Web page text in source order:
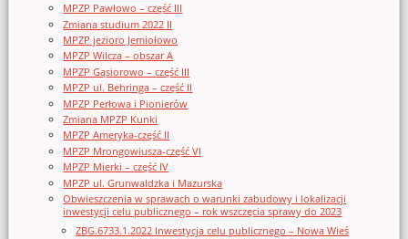
MPZP Pawłowo – część III
Zmiana studium 2022 II
MPZP jezioro Jemiołowo
MPZP Wilcza – obszar A
MPZP Gąsiorowo – część III
MPZP ul. Behringa – część II
MPZP Perłowa i Pionierów
Zmiana MPZP Kunki
MPZP Ameryka-część II
MPZP Mrongowiusza-część VI
MPZP Mierki – część IV
MPZP ul. Grunwaldzka i Mazurska
Obwieszczenia w sprawach o warunki zabudowy i lokalizacji
inwestycji celu publicznego – rok wszczęcia sprawy do 2023
ZBG.6733.1.2022 Inwestycja celu publicznego – Nowa Wieś